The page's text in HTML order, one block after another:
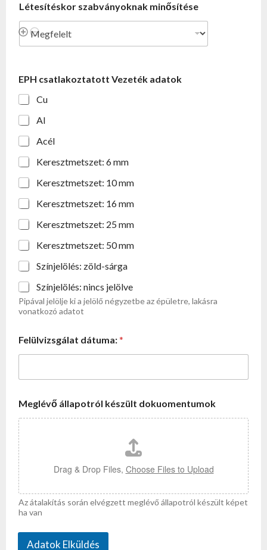
Létesítéskor szabványoknak minősítése
EPH csatlakoztatott Vezeték adatok
Cu
Al
Acél
Keresztmetszet: 6 mm
Keresztmetszet: 10 mm
Keresztmetszet: 16 mm
Keresztmetszet: 25 mm
Keresztmetszet: 50 mm
Színjelölés: zöld-sárga
Színjelölés: nincs jelölve
Pipával jelölje ki a jelölő négyzetbe az épületre, lakásra
vonatkozó adatot
Felülvizsgálat dátuma:*
Meglévő állapotról készült dokuomentumok
Drag & Drop Files, Choose Files to Upload
Az átalakítás során elvégzett meglévő állapotról készült képet
ha van
Adatok Elküldés